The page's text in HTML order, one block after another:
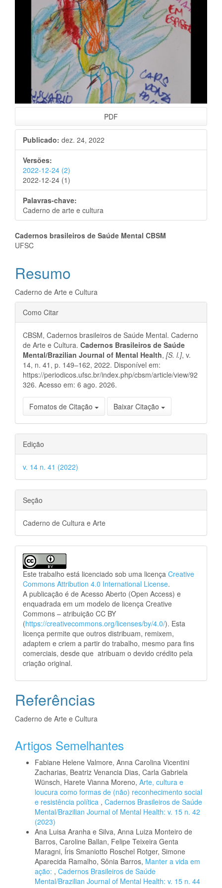
PDF
Publicado: dez. 24, 2022
Versões:
2022-12-24 (2)
2022-12-24 (1)
Palavras-chave:
Caderno de arte e cultura
Conteúdo
artigo
principal
Cadernos brasileiros de Saúde Mental CBSM
UFSC
Resumo
Caderno de Arte e Cultura
Detalhes
do
artigo
Como Citar
CBSM, Cadernos brasileiros de Saúde Mental. Caderno
de Arte e Cultura. Cadernos Brasileiros de Saúde
Mental/Brazilian Journal of Mental Health, [S. l.], v.
14, n. 41, p. 149–162, 2022. Disponível em:
https://periodicos.ufsc.br/index.php/cbsm/article/view/92
326. Acesso em: 6 ago. 2026.
Fomatos de Citação Baixar Citação
Edição
v. 14 n. 41 (2022)
Seção
Caderno de Cultura e Arte
Este trabalho está licenciado sob uma licença Creative
Commons Attribution 4.0 International License.
A publicação é de Acesso Aberto (Open Access) e
enquadrada em um modelo de licença Creative
Commons – atribuição CC BY
(https://creativecommons.org/licenses/by/4.0/). Esta
licença permite que outros distribuam, remixem,
adaptem e criem a partir do trabalho, mesmo para fins
comerciais, desde que atribuam o devido crédito pela
criação original.
Referências
Caderno de Arte e Cultura
Artigos Semelhantes
Fabiane Helene Valmore, Anna Carolina Vicentini
Zacharias, Beatriz Venancia Dias, Carla Gabriela
Wünsch, Harete Vianna Moreno, Arte, cultura e
loucura como formas de (não) reconhecimento social
e resistência política , Cadernos Brasileiros de Saúde
Mental/Brazilian Journal of Mental Health: v. 15 n. 42
(2023)
Ana Luisa Aranha e Silva, Anna Luiza Monteiro de
Barros, Caroline Ballan, Felipe Teixeira Genta
Maragni, Íris Smaniotto Roschel Rotger, Simone
Aparecida Ramalho, Sônia Barros, Manter a vida em
ação: , Cadernos Brasileiros de Saúde
Mental/Brazilian Journal of Mental Health: v. 15 n. 44